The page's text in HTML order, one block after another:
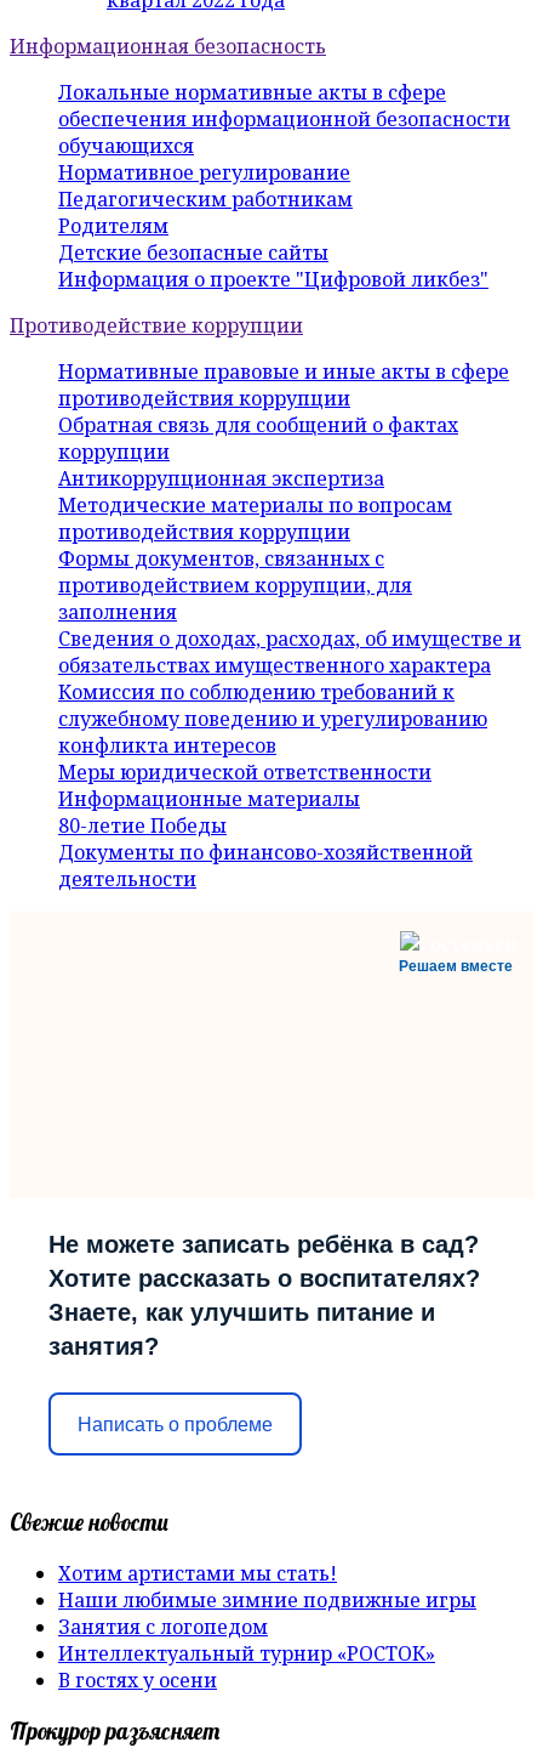
Информационная безопасность
Локальные нормативные акты в сфере
обеспечения информационной безопасности
обучающихся
Нормативное регулирование
Педагогическим работникам
Родителям
Детские безопасные сайты
Информация о проекте "Цифровой ликбез"
Противодействие коррупции
Нормативные правовые и иные акты в сфере
противодействия коррупции
Обратная связь для сообщений о фактах
коррупции
Антикоррупционная экспертиза
Методические материалы по вопросам
противодействия коррупции
Формы документов, связанных с
противодействием коррупции, для
заполнения
Сведения о доходах, расходах, об имуществе и
обязательствах имущественного характера
Комиссия по соблюдению требований к
служебному поведению и урегулированию
конфликта интересов
Меры юридической ответственности
Информационные материалы
80-летие Победы
Документы по финансово-хозяйственной
деятельности
Решаем вместе
Не можете записать ребёнка в сад?
Хотите рассказать о воспитателях?
Знаете, как улучшить питание и
занятия?
Написать о проблеме
Свежие новости
Хотим артистами мы стать!
Наши любимые зимние подвижные игры
Занятия с логопедом
Интеллектуальный турнир «РОСТОК»
В гостях у осени
Прокурор разъясняет